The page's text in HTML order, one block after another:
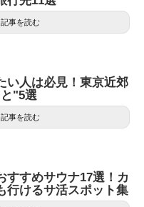
記事を読む
い人は必見！東京近郊
"5選
記事を読む
すすめサウナ17選！カ
行けるサ活スポット集